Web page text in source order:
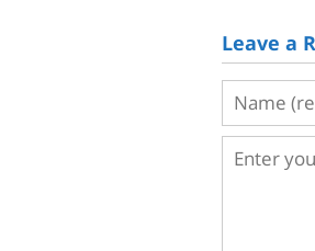
Leave a